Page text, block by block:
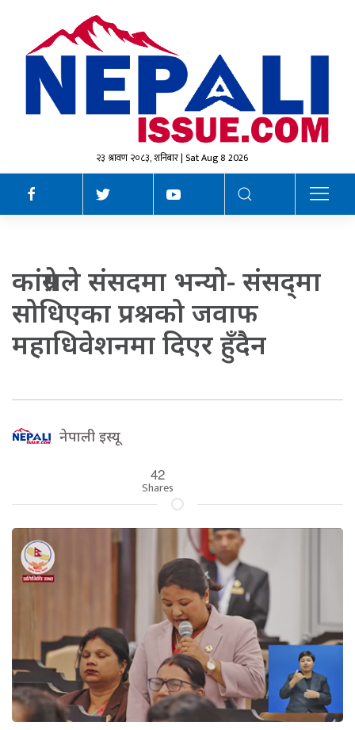
२३ श्रावण २०८३, शनिबार | Sat Aug 8 2026
कांग्रेसले संसदमा भन्यो- संसद्‌मा
सोधिएका प्रश्नको जवाफ
महाधिवेशनमा दिएर हुँदैन
नेपाली इस्यू
42
Shares